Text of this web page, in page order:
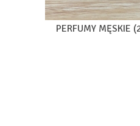
PERFUMY MĘSKIE